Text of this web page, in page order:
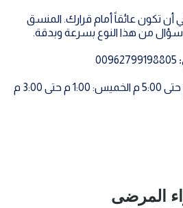
أن تكون عائقاً أمام قرارك. المنسق
سؤال من هذا النوع بسرعة وبدقة.
00962799198805
السبت إلى الأربعاء: 1:30 م حتى 5:00 م الخميس: 1:00 م حتى 3:00 م